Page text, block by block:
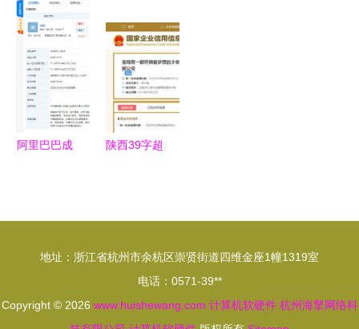
雅森科技获
融资赋能医
疗，英伟达
借力人工智
能剑指无人
山飞渡，大
道笃行
阿里巴巴成
硬件领域
陕西39字超
公司名”
地址：浙江省杭州市余杭区崇贤街道四维金座1幢1319室
电话：0571-39**
Copyright © 2026 www.huishewang.com 计算机软硬件 杭州海擎网络科